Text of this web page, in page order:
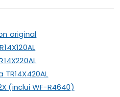
original
(inclui WF-R4640)